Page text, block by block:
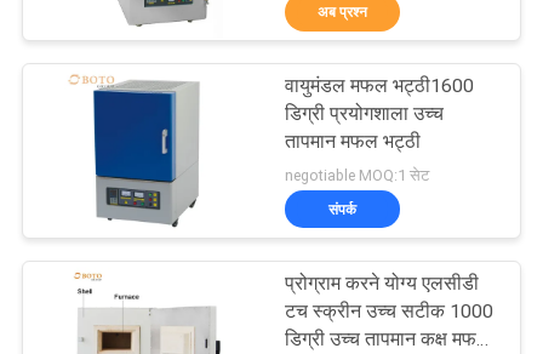
नियंत्रण
एक
उद्धरण
नमक स्प्रे परीक्षण कक्ष
अब प्रश्न
वायुमंडल मफल भट्ठी1600
डिग्री प्रयोगशाला उच्च
तापमान मफल भट्ठी
negotiable MOQ:1 सेट
संपर्क
प्रोग्राम करने योग्य एलसीडी
टच स्क्रीन उच्च सटीक 1000
डिग्री उच्च तापमान कक्ष मफल